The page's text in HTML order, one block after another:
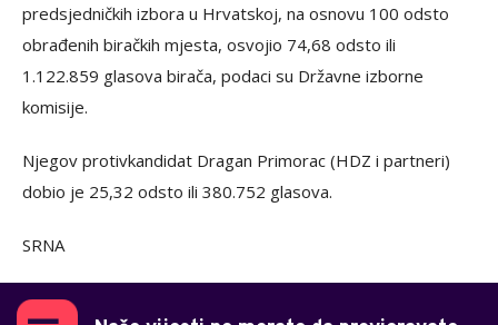
predsjedničkih izbora u Hrvatskoj, na osnovu 100 odsto
obrađenih biračkih mjesta, osvojio 74,68 odsto ili
1.122.859 glasova birača, podaci su Državne izborne
komisije.
Njegov protivkandidat Dragan Primorac (HDZ i partneri)
dobio je 25,32 odsto ili 380.752 glasova.
SRNA